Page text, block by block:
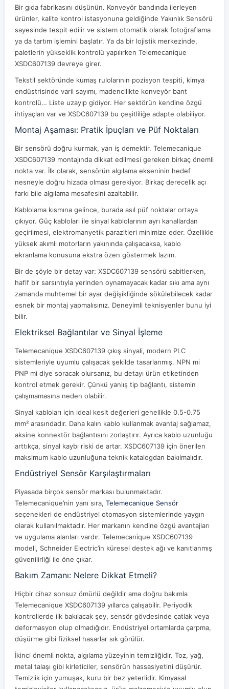
Bir gıda fabrikasını düşünün. Konveyör bandında ilerleyen
ürünler, kalite kontrol istasyonuna geldiğinde Yakınlık Sensörü
sayesinde tespit edilir ve sistem otomatik olarak fotoğraflama
ya da tartım işlemini başlatır. Ya da bir lojistik merkezinde,
paletlerin yükseklik kontrolü yapılırken Telemecanique
XSDC607139 devreye girer.
Tekstil sektöründe kumaş rulolarının pozisyon tespiti, kimya
endüstrisinde varil sayımı, madencilikte konveyör bant
kontrolü… Liste uzayıp gidiyor. Her sektörün kendine özgü
ihtiyaçları var ve XSDC607139 bu çeşitliliğe adapte olabiliyor.
Montaj Aşaması: Pratik İpuçları ve Püf Noktaları
Bir sensörü doğru kurmak, yarı iş demektir. Telemecanique
XSDC607139 montajında dikkat edilmesi gereken birkaç önemli
nokta var. İlk olarak, sensörün algılama ekseninin hedef
nesneyle doğru hizada olması gerekiyor. Birkaç derecelik açı
farkı bile algılama mesafesini azaltabilir.
Kablolama kısmına gelince, burada asıl püf noktalar ortaya
çıkıyor. Güç kabloları ile sinyal kablolarının ayrı kanallardan
geçirilmesi, elektromanyetik parazitleri minimize eder. Özellikle
yüksek akımlı motorların yakınında çalışacaksa, kablo
ekranlama konusuna ekstra özen göstermek lazım.
Bir de şöyle bir detay var: XSDC607139 sensörü sabitlerken,
hafif bir sarsıntıyla yerinden oynamayacak kadar sıkı ama aynı
zamanda muhtemel bir ayar değişikliğinde sökülebilecek kadar
esnek bir montaj yapmalısınız. Deneyimli teknisyenler bunu iyi
bilir.
Elektriksel Bağlantılar ve Sinyal İşleme
Telemecanique XSDC607139 çıkış sinyali, modern PLC
sistemleriyle uyumlu çalışacak şekilde tasarlanmış. NPN mi
PNP mi diye soracak olursanız, bu detayı ürün etiketinden
kontrol etmek gerekir. Çünkü yanlış tip bağlantı, sistemin
çalışmamasına neden olabilir.
Sinyal kabloları için ideal kesit değerleri genellikle 0.5-0.75
mm² arasındadır. Daha kalın kablo kullanmak avantaj sağlamaz,
aksine konnektör bağlantısını zorlaştırır. Ayrıca kablo uzunluğu
arttıkça, sinyal kaybı riski de artar. XSDC607139 için önerilen
maksimum kablo uzunluğuna teknik katalogdan bakılmalıdır.
Endüstriyel Sensör Karşılaştırmaları
Piyasada birçok sensör markası bulunmaktadır.
Telemecanique’nin yanı sıra, Telemecanique Sensör
seçenekleri de endüstriyel otomasyon sistemlerinde yaygın
olarak kullanılmaktadır. Her markanın kendine özgü avantajları
ve uygulama alanları vardır. Telemecanique XSDC607139
modeli, Schneider Electric’in küresel destek ağı ve kanıtlanmış
güvenilirliği ile öne çıkar.
Bakım Zamanı: Nelere Dikkat Etmeli?
Hiçbir cihaz sonsuz ömürlü değildir ama doğru bakımla
Telemecanique XSDC607139 yıllarca çalışabilir. Periyodik
kontrollerde ilk bakılacak şey, sensör gövdesinde çatlak veya
deformasyon olup olmadığıdır. Endüstriyel ortamlarda çarpma,
düşürme gibi fiziksel hasarlar sık görülür.
İkinci önemli nokta, algılama yüzeyinin temizliğidir. Toz, yağ,
metal talaşı gibi kirleticiler, sensörün hassasiyetini düşürür.
Temizlik için yumuşak, kuru bir bez yeterlidir. Kimyasal